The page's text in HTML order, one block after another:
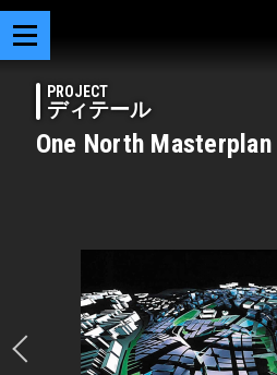
PROJECT
ディテール
One North Masterplan